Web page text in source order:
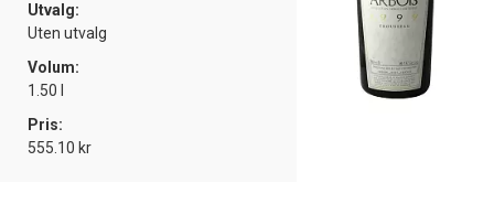
Utvalg:
Uten utvalg
Volum:
1.50 l
Pris:
555.10 kr